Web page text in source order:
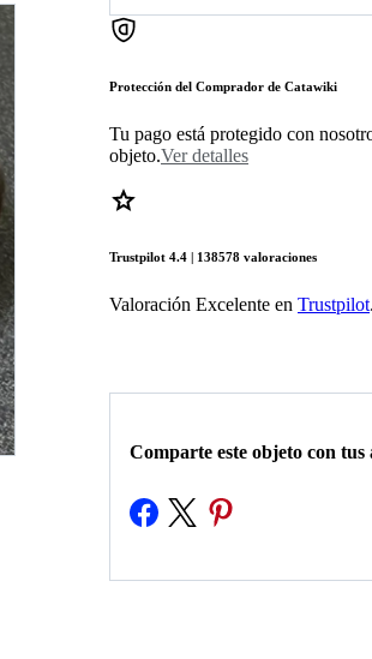
Protección del Comprador de Catawiki
Tu pago está protegido con
objeto.Ver detalles
Trustpilot 4.4 | 138578 valoraciones
Valoración Excelente en Trustpilot.
Comparte este objeto con tus